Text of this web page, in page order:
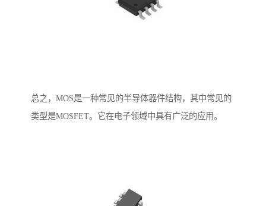
总之，MOS是一种常见的半导体器件结构，其中常见的
类型是MOSFET。它在电子领域中具有广泛的应用。